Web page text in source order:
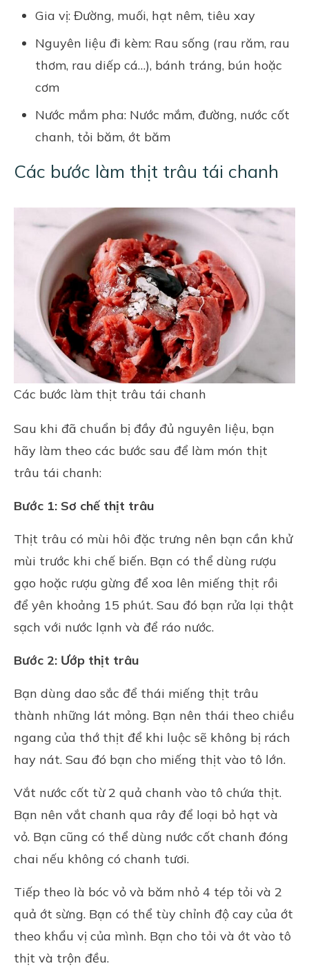
Gia vị: Đường, muối, hạt nêm, tiêu xay
Nguyên liệu đi kèm: Rau sống (rau răm, rau
thơm, rau diếp cá…), bánh tráng, bún hoặc
cơm
Nước mắm pha: Nước mắm, đường, nước cốt
chanh, tỏi băm, ớt băm
Các bước làm thịt trâu tái chanh
Các bước làm thịt trâu tái chanh
Sau khi đã chuẩn bị đầy đủ nguyên liệu, bạn
hãy làm theo các bước sau để làm món thịt
trâu tái chanh:
Bước 1: Sơ chế thịt trâu
Thịt trâu có mùi hôi đặc trưng nên bạn cần khử
mùi trước khi chế biến. Bạn có thể dùng rượu
gạo hoặc rượu gừng để xoa lên miếng thịt rồi
để yên khoảng 15 phút. Sau đó bạn rửa lại thật
sạch với nước lạnh và để ráo nước.
Bước 2: Ướp thịt trâu
Bạn dùng dao sắc để thái miếng thịt trâu
thành những lát mỏng. Bạn nên thái theo chiều
ngang của thớ thịt để khi luộc sẽ không bị rách
hay nát. Sau đó bạn cho miếng thịt vào tô lớn.
Vắt nước cốt từ 2 quả chanh vào tô chứa thịt.
Bạn nên vắt chanh qua rây để loại bỏ hạt và
vỏ. Bạn cũng có thể dùng nước cốt chanh đóng
chai nếu không có chanh tươi.
Tiếp theo là bóc vỏ và băm nhỏ 4 tép tỏi và 2
quả ớt sừng. Bạn có thể tùy chỉnh độ cay của ớt
theo khẩu vị của mình. Bạn cho tỏi và ớt vào tô
thịt và trộn đều.